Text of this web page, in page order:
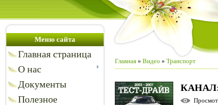
Меню сайта
Главная страница
О нас
Документы
Полезное
Главная » Видео » Транспорт